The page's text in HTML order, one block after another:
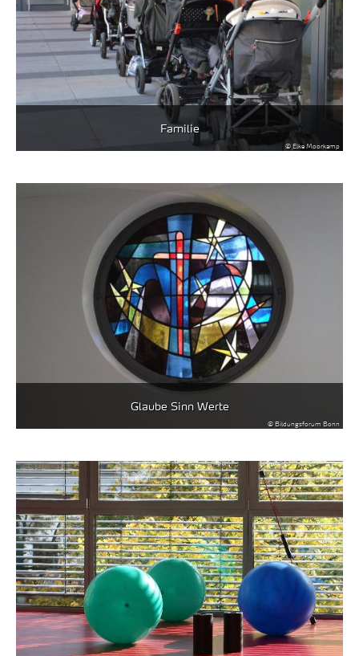
Familie
© Elke Moorkamp
Glaube Sinn Werte
© Bildungsforum Bonn